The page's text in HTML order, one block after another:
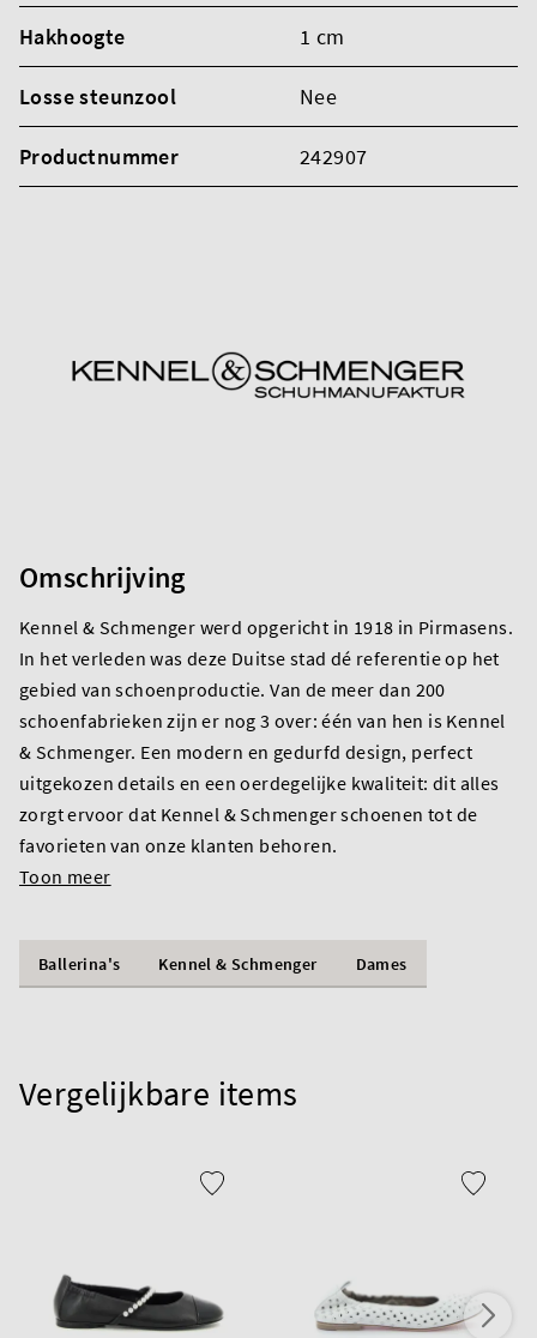
Hakhoogte 1 cm
Losse steunzool Nee
Productnummer 242907
Omschrijving
Kennel & Schmenger werd opgericht in 1918 in Pirmasens.
In het verleden was deze Duitse stad dé referentie op het
gebied van schoenproductie. Van de meer dan 200
schoenfabrieken zijn er nog 3 over: één van hen is Kennel
& Schmenger. Een modern en gedurfd design, perfect
uitgekozen details en een oerdegelijke kwaliteit: dit alles
zorgt ervoor dat Kennel & Schmenger schoenen tot de
favorieten van onze klanten behoren.
Toon meer
Ballerina's Kennel & Schmenger Dames
Vergelijkbare items